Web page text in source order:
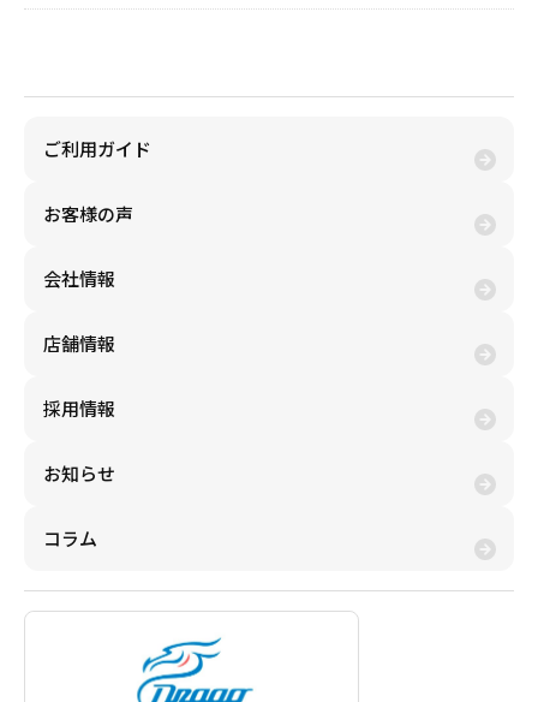
ご利用ガイド
お客様の声
会社情報
店舗情報
採用情報
お知らせ
コラム